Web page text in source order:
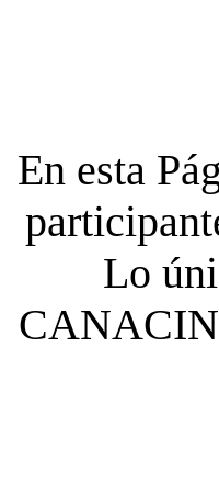
En esta
Lo